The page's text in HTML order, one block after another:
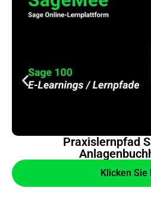
Praxislernpfad
Klicken Sie